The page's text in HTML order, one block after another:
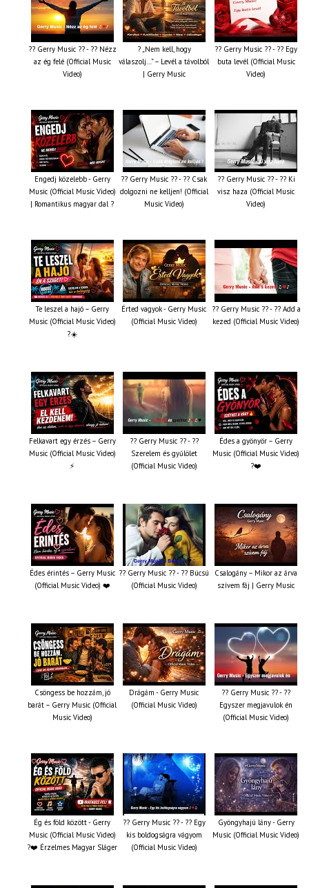
?? Gerry Music ?? - ?? Nézz
az ég felé (Official Music
Video)
? „Nem kell, hogy
válaszolj…” – Levél a távolból
| Gerry Music
?? Gerry Music ?? - ?? Egy
buta levél (Official Music
Video)
Engedj közelebb - Gerry
Music (Official Music Video)
| Romantikus magyar dal ?
?? Gerry Music ?? - ?? Csak
dolgozni ne kelljen! (Official
Music Video)
?? Gerry Music ?? - ?? Ki
visz haza (Official Music
Video)
Te leszel a hajó – Gerry
Music (Official Music Video)
?☀️
Érted vagyok - Gerry Music
(Official Music Video)
?? Gerry Music ?? - ?? Add a
kezed (Official Music Video)
Felkavart egy érzés – Gerry
Music (Official Music Video)
⚡
?? Gerry Music ?? - ??
Szerelem és gyűlölet
(Official Music Video)
Édes a gyönyör – Gerry
Music (Official Music Video)
?❤️
Édes érintés – Gerry Music
(Official Music Video) ❤️
?? Gerry Music ?? - ?? Búcsú
(Official Music Video)
Csalogány – Mikor az árva
szívem fáj | Gerry Music
Csöngess be hozzám, jó
barát – Gerry Music (Official
Music Video)
Drágám - Gerry Music
(Official Music Video)
?? Gerry Music ?? - ??
Egyszer megjavulok én
(Official Music Video)
Ég és föld között - Gerry
Music (Official Music Video)
?❤️ Érzelmes Magyar Sláger
?? Gerry Music ?? - ?? Egy
kis boldogságra vágyom
(Official Music Video)
Gyöngyhajú lány - Gerry
Music (Official Music Video)